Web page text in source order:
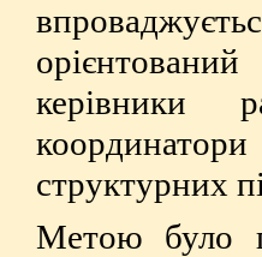
керівники
структурних
Метою було